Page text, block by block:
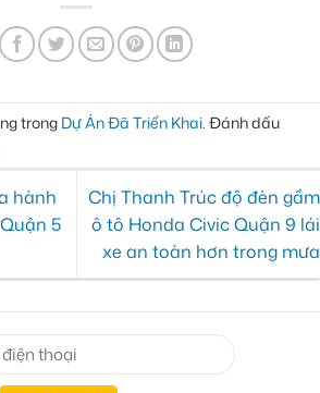
trong Dự Án Đã Triển Khai. Đánh dấu
hành
5
Chị Thanh Trúc độ đèn gầm
ô tô Honda Civic Quận 9 lái
xe an toàn hơn trong mưa